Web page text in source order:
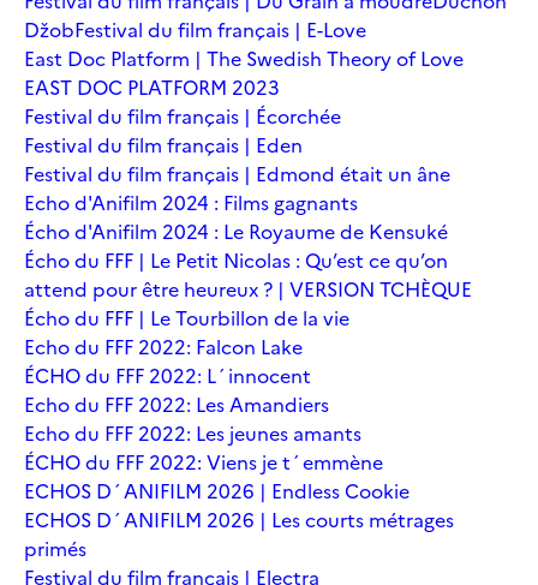
DžobFestival du film français | E-Love
East Doc Platform | The Swedish Theory of Love
EAST DOC PLATFORM 2023
Festival du film français | Écorchée
Festival du film français | Eden
Festival du film français | Edmond était un âne
Echo d'Anifilm 2024 : Films gagnants
Écho d'Anifilm 2024 : Le Royaume de Kensuké
Écho du FFF | Le Petit Nicolas : Qu’est ce qu’on
attend pour être heureux ? | VERSION TCHÈQUE
Écho du FFF | Le Tourbillon de la vie
Echo du FFF 2022: Falcon Lake
ÉCHO du FFF 2022: L´innocent
Echo du FFF 2022: Les Amandiers
Echo du FFF 2022: Les jeunes amants
ÉCHO du FFF 2022: Viens je t´emmène
ECHOS D´ANIFILM 2026 | Endless Cookie
ECHOS D´ANIFILM 2026 | Les courts métrages
primés
Festival du film français | Electra